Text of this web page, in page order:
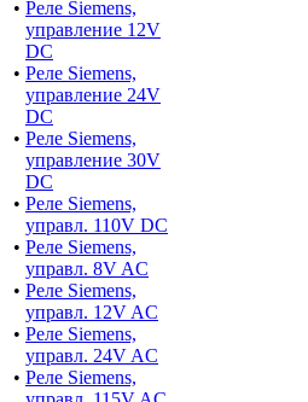
• Реле Siemens,
управление 12V
DС
• Реле Siemens,
управление 24V
DС
• Реле Siemens,
управление 30V
DС
• Реле Siemens,
управл. 110V DС
• Реле Siemens,
управл. 8V AC
• Реле Siemens,
управл. 12V AC
• Реле Siemens,
управл. 24V AC
• Реле Siemens,